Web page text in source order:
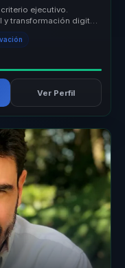
ejecutivo.
y transformación digital
Ver Perfil